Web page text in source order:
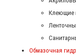
Клеющие
Обмазочная